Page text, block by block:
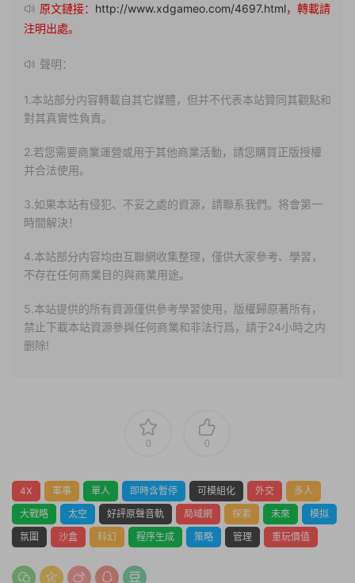
原文鏈接： http://www.xdgameo.com/4697.html，轉載請
注明出處。
聲明：
1.本站部分内容轉載自其它媒體，但并不代表本站贊同其觀點和
對其真實性負責。
2.若您需要商業運營或用于其他商業活動，請您購買正版授權
并合法使用。
3.如果本站有侵犯、不妥之處的資源，請聯系我們。将會第一
時間解決！
4.本站部分内容均由互聯網收集整理，僅供大家參考、學習，
不存在任何商業目的與商業用途。
5.本站提供的所有資源僅供參考學習使用，版權歸原著所有，
禁止下載本站資源參與任何商業和非法行爲，請于24小時之内
删除!
0 0
4X 軍事 單人 即時含暫停 可模組化 外交
多人
大戰略
太空 好評原聲音軌 局域網 探索 未來
模拟
氛圍
沙盒 科幻 程序生成 策略 管理 重玩價值